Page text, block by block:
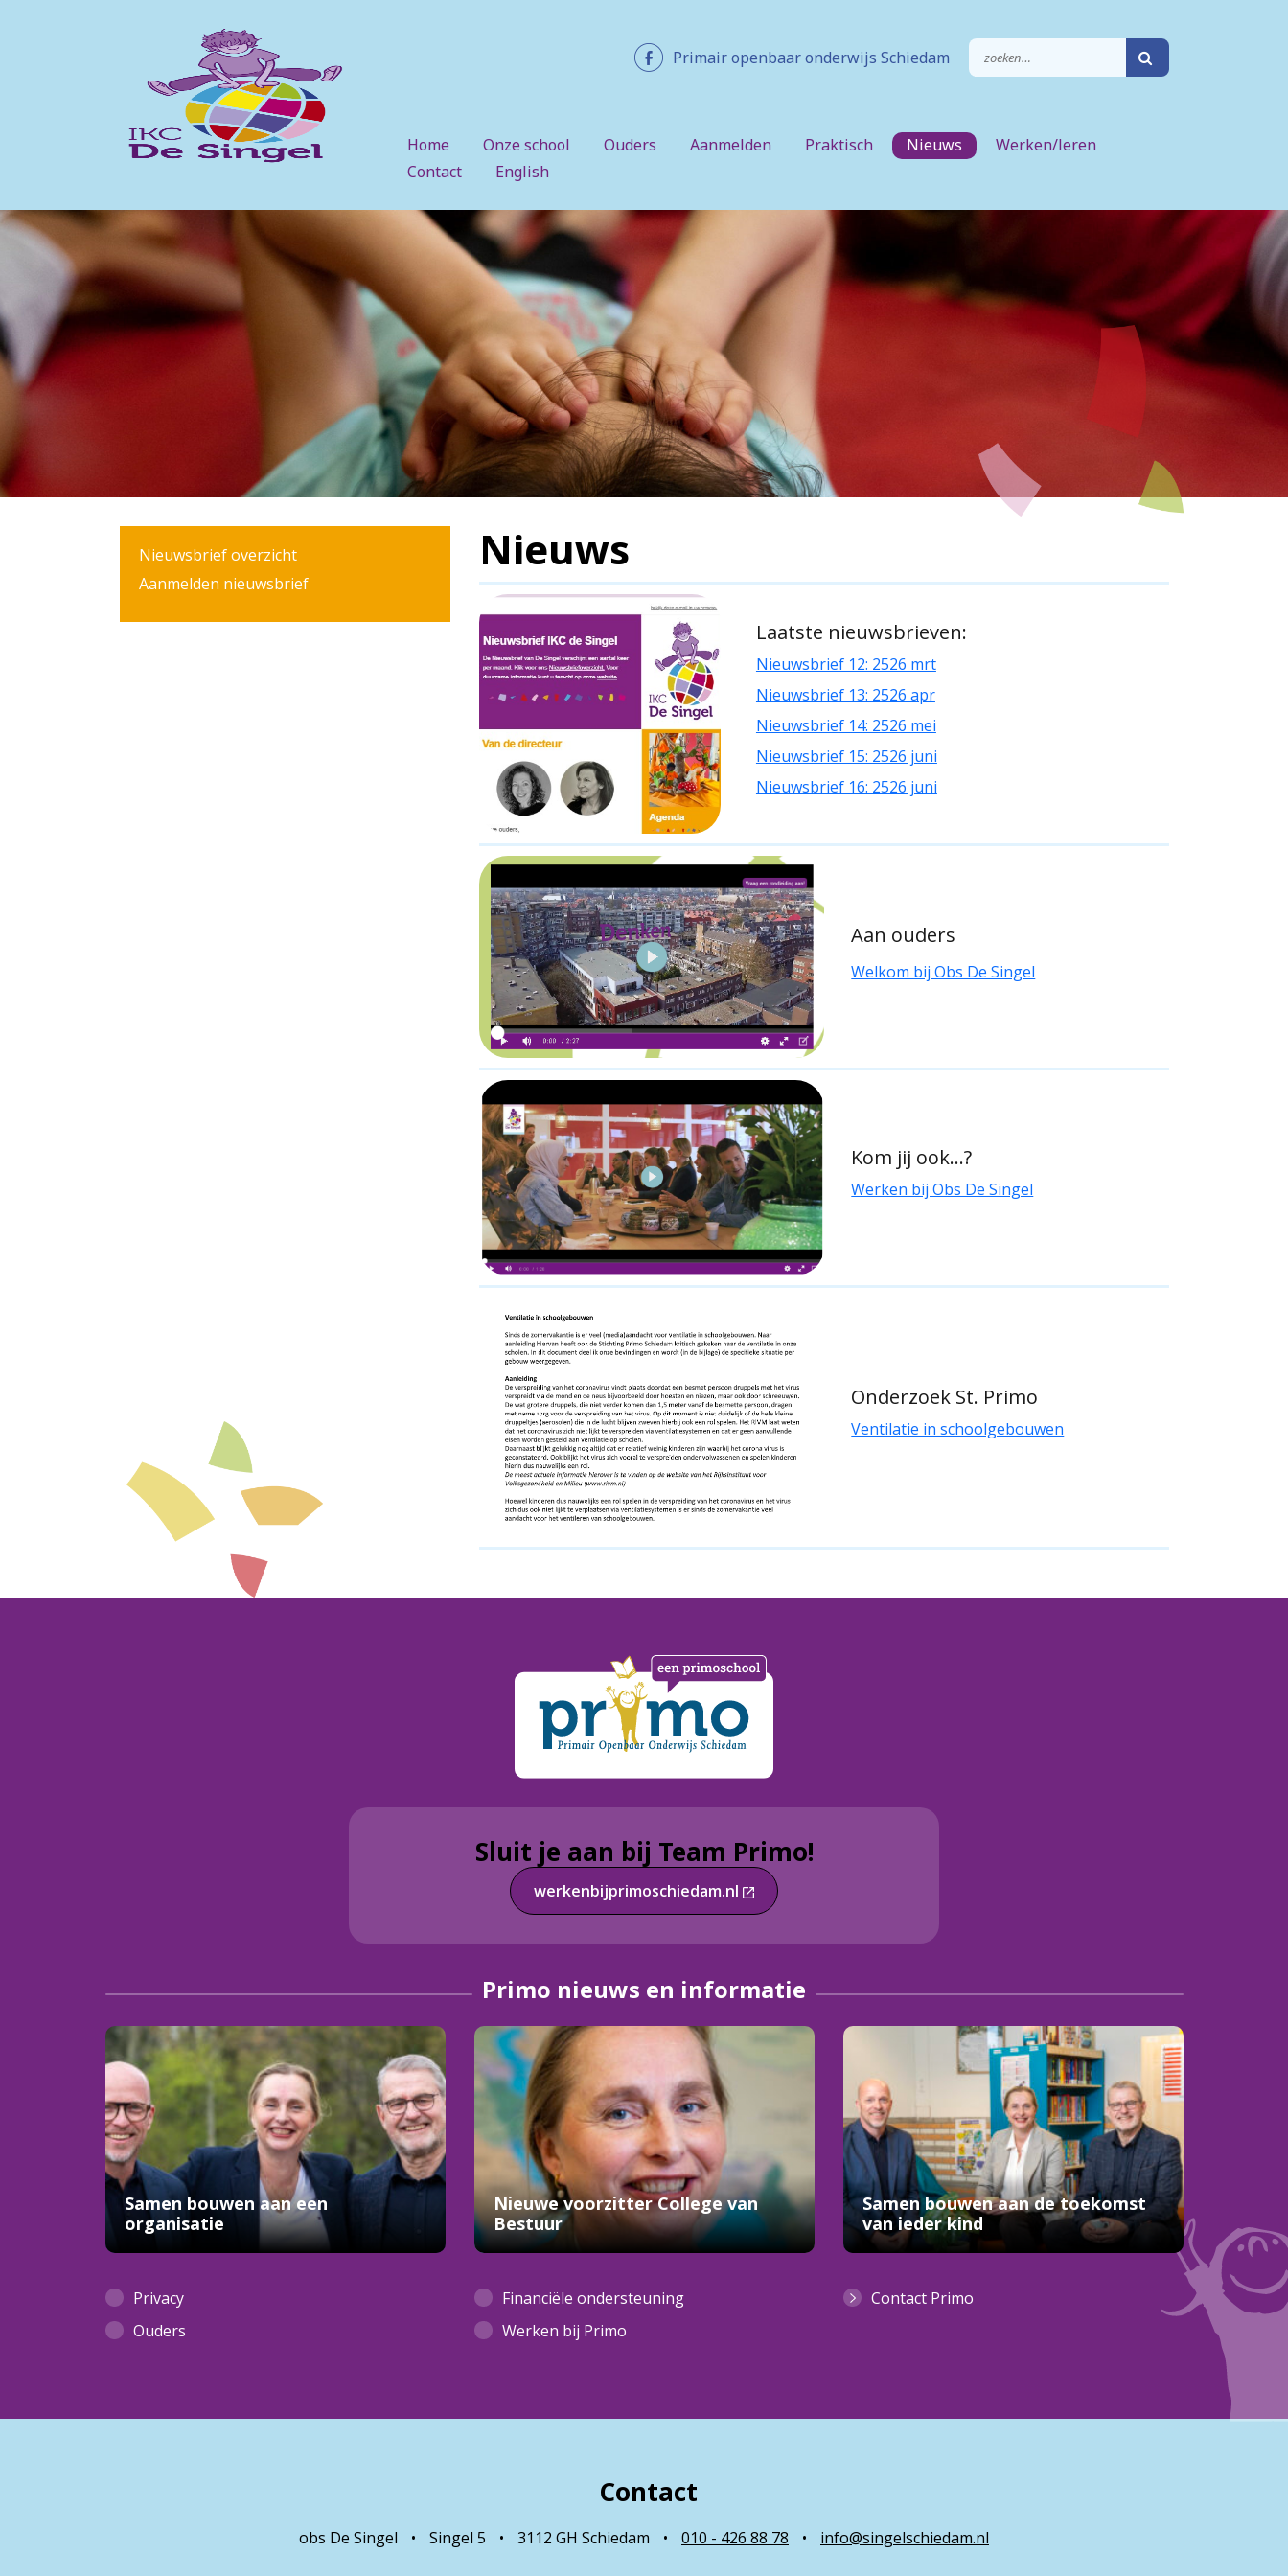
Primair openbaar onderwijs Schiedam
Home Onze school Ouders Aanmelden Praktisch Nieuws
Werken/leren
Contact
English
Nieuwsbrief overzicht
Aanmelden nieuwsbrief
Nieuws
Laatste nieuwsbrieven:
Nieuwsbrief 12: 2526 mrt
Nieuwsbrief 13: 2526 apr
Nieuwsbrief 14: 2526 mei
Nieuwsbrief 15: 2526 juni
Nieuwsbrief 16: 2526 juni
Aan ouders
Welkom bij Obs De Singel
Kom jij ook…?
Werken bij Obs De Singel
Onderzoek St. Primo
Ventilatie in schoolgebouwen
Sluit je aan bij Team Primo!
werkenbijprimoschiedam.nl
Primo nieuws en informatie
Samen bouwen aan een
organisatie
Nieuwe voorzitter College van
Bestuur
Samen bouwen aan de toekomst
van ieder kind
Privacy
Ouders
Financiële ondersteuning
Werken bij Primo
Contact Primo
Contact
obs De Singel • Singel 5 • 3112 GH Schiedam • 010 - 426 88 78 • info@singelschiedam.nl